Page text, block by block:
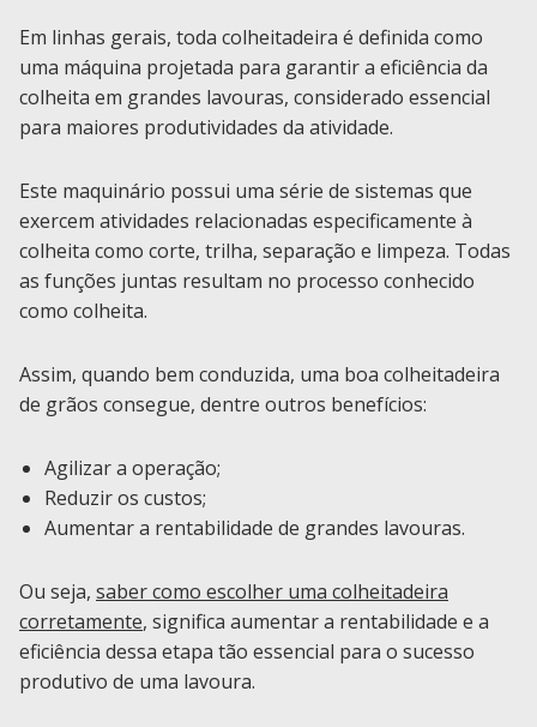
Em linhas gerais, toda colheitadeira é definida como
uma máquina projetada para garantir a eficiência da
colheita em grandes lavouras, considerado essencial
para maiores produtividades da atividade.
Este maquinário possui uma série de sistemas que
exercem atividades relacionadas especificamente à
colheita como corte, trilha, separação e limpeza. Todas
as funções juntas resultam no processo conhecido
como colheita.
Assim, quando bem conduzida, uma boa colheitadeira
de grãos consegue, dentre outros benefícios:
Agilizar a operação;
Reduzir os custos;
Aumentar a rentabilidade de grandes lavouras.
Ou seja, saber como escolher uma colheitadeira
corretamente, significa aumentar a rentabilidade e a
eficiência dessa etapa tão essencial para o sucesso
produtivo de uma lavoura.